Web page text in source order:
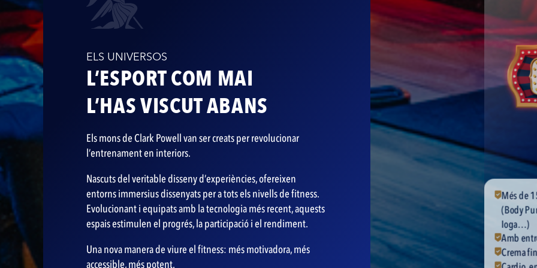
ELS UNIVERSOS
L’ESPORT COM MAI
L’HAS VISCUT ABANS
Els mons de Clark Powell van ser creats per revolucionar
l’entrenament en interiors.
Nascuts del veritable disseny d’experiències, ofereixen
entorns immersius dissenyats per a tots els nivells de fitness.
Evolucionant i equipats amb la tecnologia més recent, aquests
espais estimulen el progrés, la participació i el rendiment.
Una nova manera de viure el fitness: més motivadora, més
accessible, més potent.
Més de 150 classes grupals Signature i Les Mills
(Body Pump, Body Attack, Body Combat, Pilates,
Ioga…)
Amb entrenadors titulats per l’estat
Crema fins a 700 calories en 45 minuts
Panatta,
+80
peses i